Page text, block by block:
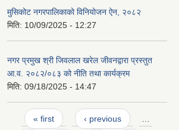
मुसिकोट नगरपालिकाको विनियोजन ऐन, २०८२
मिति: 10/09/2025 - 12:27
नगर प्रमुख श्री जिवलाल खरेल जीवनद्वारा प्रस्तुत
आ.व. २०८२/०८३ को नीति तथा कार्यक्रम
मिति: 09/18/2025 - 14:47
Pages
« first ‹ previous …